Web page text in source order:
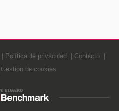
Política de privacidad
Contacto
Gestión de cookies